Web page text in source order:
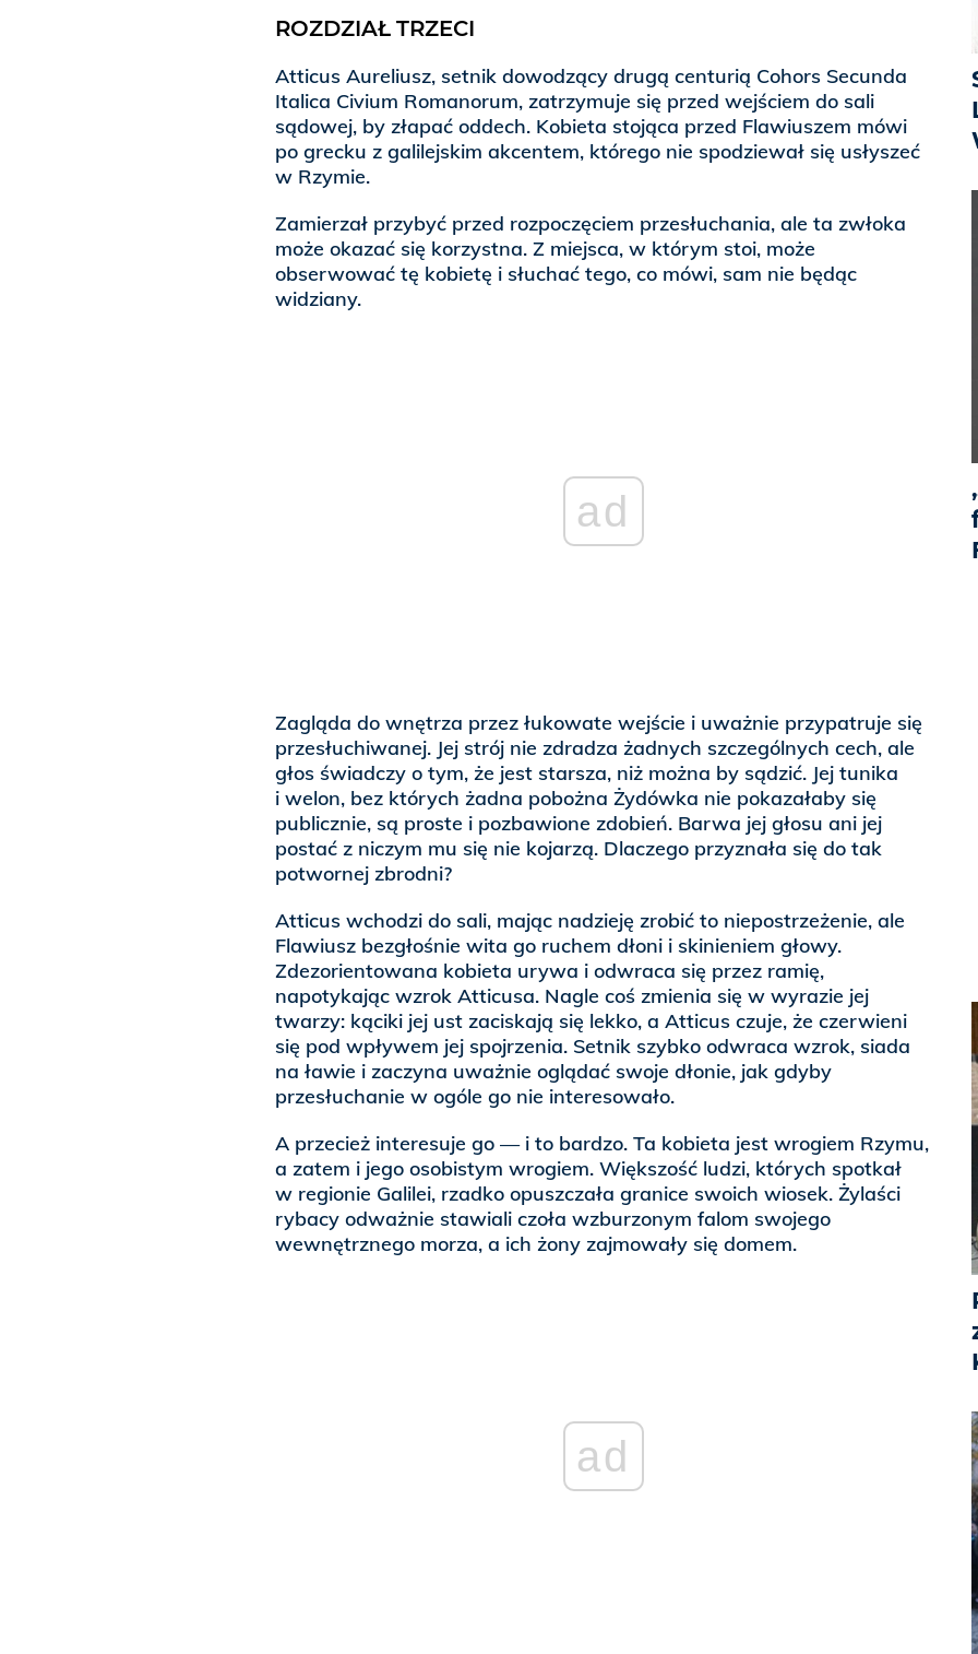
ROZDZIAŁ TRZECI
Atticus Aureliusz, setnik dowodzący drugą centurią Cohors Secunda
Italica Civium Romanorum, zatrzymuje się przed wejściem do sali
sądowej, by złapać oddech. Kobieta stojąca przed Flawiuszem mówi
po grecku z galilejskim akcentem, którego nie spodziewał się usłyszeć
w Rzymie.
Zamierzał przybyć przed rozpoczęciem przesłuchania, ale ta zwłoka
może okazać się korzystna. Z miejsca, w którym stoi, może
obserwować tę kobietę i słuchać tego, co mówi, sam nie będąc
widziany.
ad
Zagląda do wnętrza przez łukowate wejście i uważnie przypatruje się
przesłuchiwanej. Jej strój nie zdradza żadnych szczególnych cech, ale
głos świadczy o tym, że jest starsza, niż można by sądzić. Jej tunika
i welon, bez których żadna pobożna Żydówka nie pokazałaby się
publicznie, są proste i pozbawione zdobień. Barwa jej głosu ani jej
postać z niczym mu się nie kojarzą. Dlaczego przyznała się do tak
potwornej zbrodni?
Atticus wchodzi do sali, mając nadzieję zrobić to niepostrzeżenie, ale
Flawiusz bezgłośnie wita go ruchem dłoni i skinieniem głowy.
Zdezorientowana kobieta urywa i odwraca się przez ramię,
napotykając wzrok Atticusa. Nagle coś zmienia się w wyrazie jej
twarzy: kąciki jej ust zaciskają się lekko, a Atticus czuje, że czerwieni
się pod wpływem jej spojrzenia. Setnik szybko odwraca wzrok, siada
na ławie i zaczyna uważnie oglądać swoje dłonie, jak gdyby
przesłuchanie w ogóle go nie interesowało.
A przecież interesuje go — i to bardzo. Ta kobieta jest wrogiem Rzymu,
a zatem i jego osobistym wrogiem. Większość ludzi, których spotkał
w regionie Galilei, rzadko opuszczała granice swoich wiosek. Żylaści
rybacy odważnie stawiali czoła wzburzonym falom swojego
wewnętrznego morza, a ich żony zajmowały się domem.
ad